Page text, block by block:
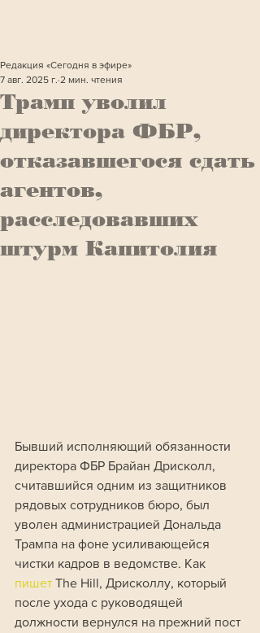
Трамп уволил
директора ФБР,
отказавшегося сдать
агентов,
расследовавших
штурм Капитолия
Редакция «Сегодня в эфире»
7 авг. 2025 г. 2 мин. чтения
Бывший исполняющий обязанности
директора ФБР Брайан Дрисколл,
считавшийся одним из защитников
рядовых сотрудников бюро, был
уволен администрацией Дональда
Трампа на фоне усиливающейся
чистки кадров в ведомстве. Как
пишет The Hill, Дрисколлу, который
после ухода с руководящей
должности вернулся на прежний пост